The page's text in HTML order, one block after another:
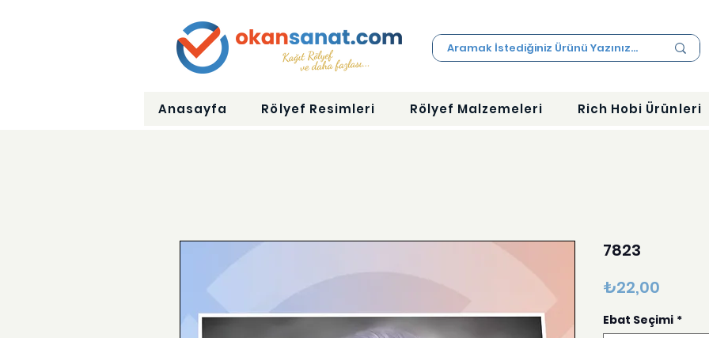
Anasayfa Rölyef Resimleri Rölyef Malzemeleri Rich Hobi Ürünleri
7823
₺22,00
Ebat Seçimi *